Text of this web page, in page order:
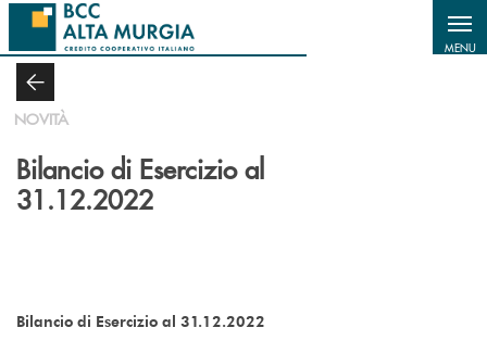
Salta al contenuto principale
MENU
NOVITÀ
Bilancio di Esercizio al
31.12.2022
Bilancio di Esercizio al 31.12.2022